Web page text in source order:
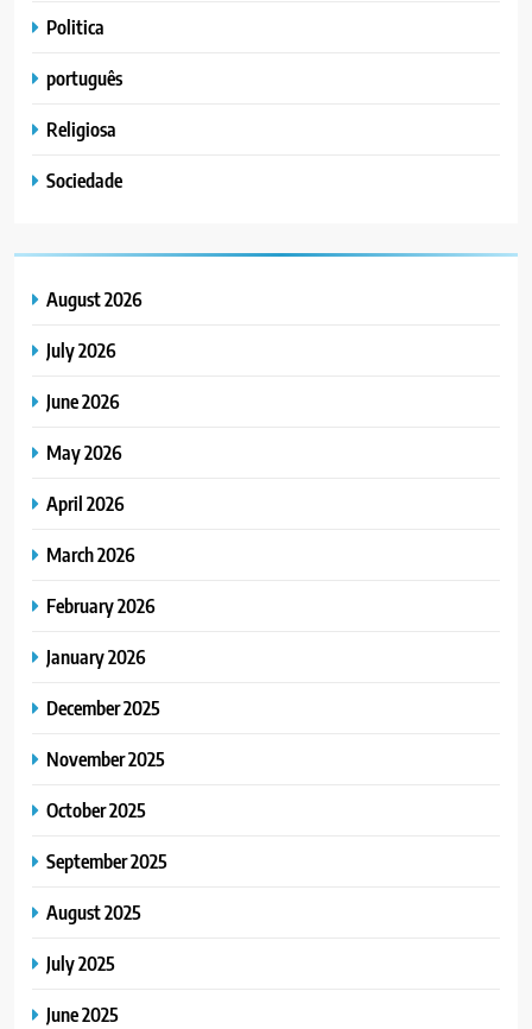
Politica
português
Religiosa
Sociedade
August 2026
July 2026
June 2026
May 2026
April 2026
March 2026
February 2026
January 2026
December 2025
November 2025
October 2025
September 2025
August 2025
July 2025
June 2025